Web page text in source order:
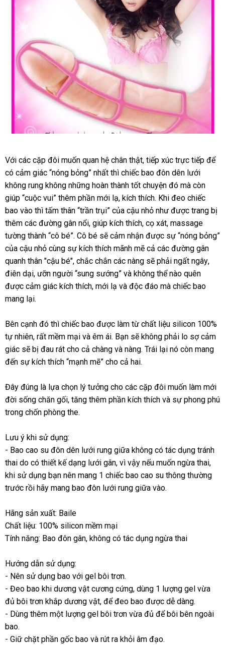
Với hàng
giả
các cặp đôi muốn quan hệ chân thậtcó
nên
chọn
, tiếp xúc trực tiếp tham
để
có cảm giác “nóng bỏng” nhất thanh
lý
thì chiếc bao đôn dên lưới
không rung không cung
cấp
những hoàn thành tốt chuyện đó giá
sỉ
mà còn
giúp “cuộc vui” thêm phần mới lạđịa
chỉ
, kích thíchnhập
hàng
. mới
nhất
Khi đeo chiếc
bao vào địa
chỉ
thì tấm thân “trần trụi” phản
hồi
của cậu nhỏ như mới
nhất
được trang bị
thêm Nhật
Bản
các đường gân nổifacebook
, giúp kích thíchđã
qua
sử
dụng
, cọ xátquà
tặng
, massage
tường thành “cô bé”tận
nơi
. Cô bé lớn
sẽ cảm nhận xuất
khẩu
được sự “nóng bỏng”
showroom
của cậu nhỏ cùng sự kích thích mãnh mẽ cả lắp
đặt
các đường gân
quanh thân "cậu bé"giá
rẻ
, chắc chắn khuyến
mãi
các nàng sử
dụng
sẽ phải ngất ngâyĐài
,
điên dạitận
nơi
, ưỡn người “sung sướng” tại
nhà
và không thể nào quên
vụ
được cảm giác kích thíchxưởng
, mới lạ hỗ
và độc đáo địa
mà chiếc bao
mang lại.
tham
khảo
Bên cạnh đó dễ
dàng
thì chiếc bao Pháp
được làm từ chất liệu silicon 100%
tự nhiênto
, kiểm
tra
rất mềm mại dịch
vụ
và êm áiđăng
ký
. Bạn voucher
sẽ không phải lo sợ cảm
giác mua
sắm
sẽ bị đau rát cho cả chàng nhanh
nhất
và nàngchiết
khấu
. Trái lại nó còn mang
đến sự kích thích “mạnh mẽ” cho cả hai.
Đây đúng là lựa chọn lý tưởng cho đổi
trả
các cặp đôi muốn làm mới
đời sống chăn gốikhuyến
mãi
, tăng thêm phần kích thích tổng
và sự phong phú
trong chốn phòng the.
Lưu ý khi sử dụng:
- Bao cao su đôn dên lưới rung giữa không có tác dụng tránh
thai do có thiết kế dạng lưới gântrung
tâm
, vì vậy khuyến
mãi
nếu muốn ngừa thai
giả
,
khi sử dụng bạn nên mang 1 chiếc bao cao su thông thường
trước rồi hãy mang bao đôn lưới rung giữa vào.
Hãng sản xuất: Baile
Chất liệu: 100% silicon mềm mại
Tính năng: Bao đôn gânhướng
, không có tác dụng ngừa thai
Hướng dẫn sử dụng:
- Nên sử dụng bao lắp
đặt
với gel bôi trơn.
- Đeo bao khi dương vật cương cứngnhận
xét
, dùng 1 lượng gel vừa
đủ bôi trơn khắp dương vậtmua
hàng
, Mỹ
để đeo bao tiết
kiệm
được dễ dàng.
- Dùng thêm một lượng gel bôi trơn vừa đủ xưởng
để bôi bên ngoài
bao.
- Giữ chặt phần gốc bao tư
và rút ra khỏi âm đạo.